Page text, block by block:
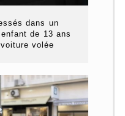
dans un
de 13 ans
volée